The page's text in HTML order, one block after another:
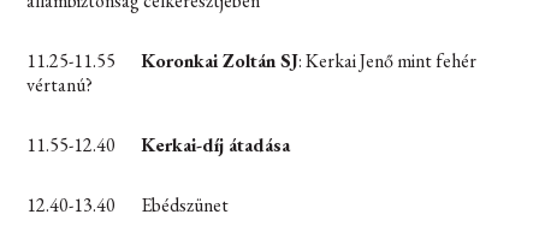
11.25-11.55Koronkai Zoltán SJ: Kerkai Jenő mint fehér
vértanú?
11.55-12.40Kerkai-díj átadása
12.40-13.40 Ebédszünet